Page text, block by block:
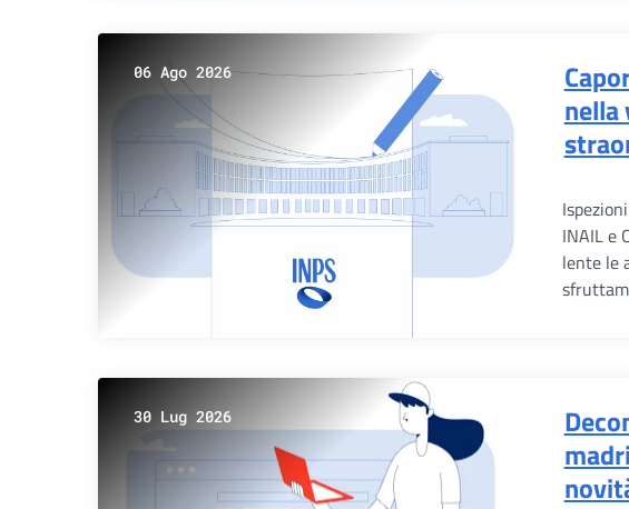
06 Ago 2026
nella
INAIL e
lente le
30 Lug 2026